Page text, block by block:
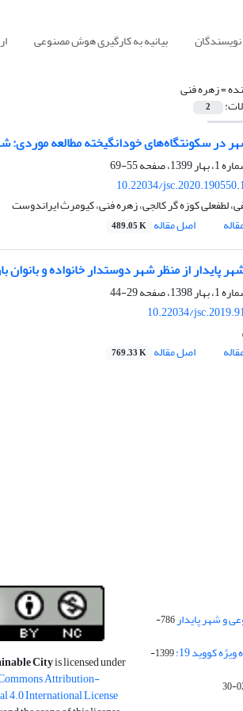
بیانیه به کارگیری هوش مصنوعی
=زهره فنی
2
در سکونتگاه‌های خودانگیخته مطالعه
55-69
10.22034/
لطفعلی کوزه گر کالجی، زهره فنی، کیومرث ایراندوست
اصل مقاله 489.05 K
پایدار از منظر شهر دوستدار خانواده و بانوان باردار
29-44
10.22034/
اصل مقاله 769.33 K
و شهر پایدار
786-
کووید 19:
1399-
Cityis licensed under
Attribution-
4.0 International License